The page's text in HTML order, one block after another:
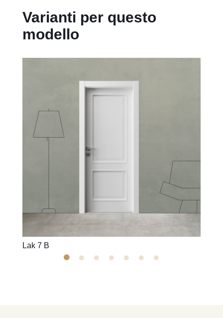
Varianti per questo
modello
Lak 7 B